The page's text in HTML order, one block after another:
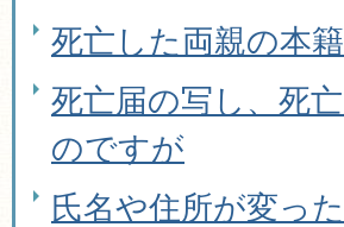
死亡した両親の本
死亡届の写し、死
のですが
氏名や住所が変っ